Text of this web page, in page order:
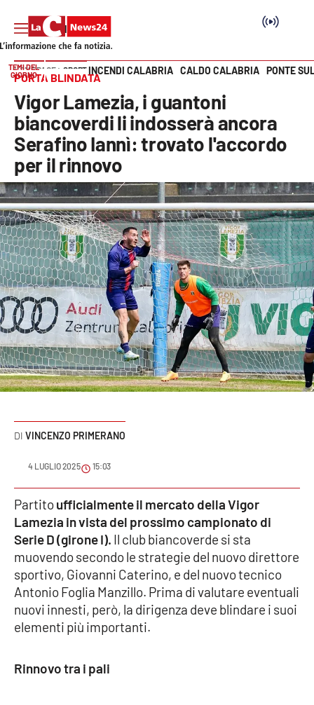
SEZIONI
Cronaca
Politica
Attualità
Economia e lavoro
Italia Mondo
Sanità
Sport
Cultura
Podcast
Meteo
Editoriali
VIDEO
Ambiente
Cronaca
Vai
TEMI DEL
GIORNO
INCENDI CALABRIA CALDO CALABRIA PONTE
HOME PAGE SPORT
PORTA BLINDATA
Vigor Lamezia, i guantoni
biancoverdi li indosserà ancora
Serafino Iannì: trovato l'accordo
per il rinnovo
VINCENZO PRIMERANO
4 LUGLIO 2025 15:03
Partitoufficialmente il mercato della Vigor
Lamezia in vista del prossimo campionato di
Serie D (girone I). Il club biancoverde si sta
muovendo secondo le strategie del nuovo direttore
sportivo, Giovanni Caterino, e del nuovo tecnico
Antonio Foglia Manzillo. Prima di valutare eventuali
nuovi innesti, però, la dirigenza deve blindare i suoi
elementi più importanti.
Rinnovo tra i pali